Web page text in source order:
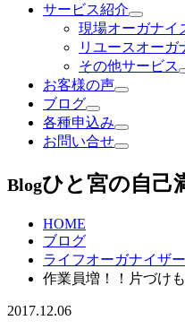
サービス紹介
現場オーガナイ
リユースオーガ
その他サービス
お客様の声
ブログ
各種申込み
お問い合せ
Blogひと宮の自己
HOME
ブログ
ライフオーガナイザー
作業員増！！片づけ
2017.12.06